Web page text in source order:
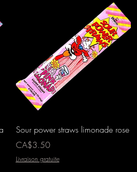
Aperçu rapide
Sour power straws limonade rose
Prix
CA$3.50
Livraison gratuite